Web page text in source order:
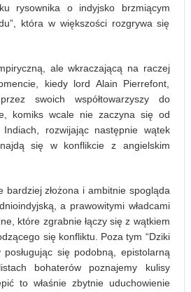
rysownika o indyjsko brzmiącym
która w większości rozgrywa się
ale wkraczającą na raczej
kiedy lord Alain Pierrefont,
swoich współtowarzyszy do
komiks wcale nie zaczyna się od
rozwijając następnie wątek
się w konflikcie z angielskim
bardziej złożona i ambitnie spogląda
a prawowitymi władcami
które zgrabnie łączy się z wątkiem
się konfliktu. Poza tym “Dziki
się podobną, epistolarną
bohaterów poznajemy kulisy
to właśnie zbytnie uduchowienie